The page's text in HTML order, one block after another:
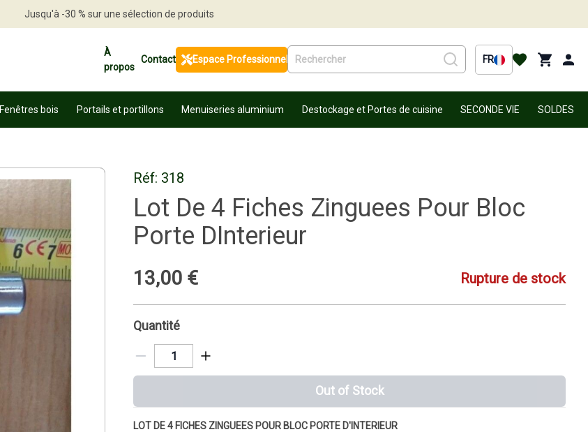
Jusqu'à -30 % sur une sélection de produits
À
propos
Contact Espace Professionnel FR
Fenêtres bois Portails et portillons Menuiseries aluminium Destockage et Portes de cuisine SECONDE VIE SOLDES
Réf: 318
Lot De 4 Fiches Zinguees Pour Bloc
Porte DInterieur
13,00 € Rupture de stock
Quantité
Out of Stock
LOT DE 4 FICHES ZINGUEES POUR BLOC PORTE D'INTERIEUR